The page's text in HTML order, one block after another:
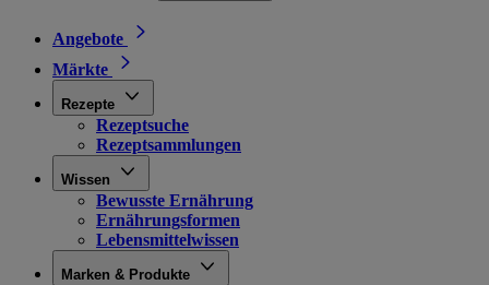
Angebote
Märkte
Rezepte
Rezeptsuche
Rezeptsammlungen
Wissen
Bewusste Ernährung
Ernährungsformen
Lebensmittelwissen
Marken & Produkte